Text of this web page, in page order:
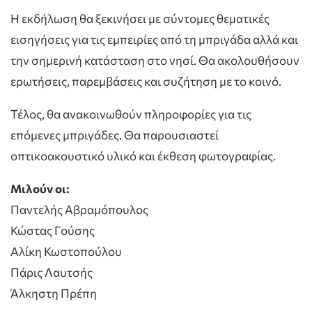
Η εκδήλωση θα ξεκινήσει με σύντομες θεματικές
εισηγήσεις για τις εμπειρίες από τη μπριγάδα αλλά και
την σημερινή κατάσταση στο νησί. Θα ακολουθήσουν
ερωτήσεις, παρεμβάσεις και συζήτηση με το κοινό.
Τέλος, θα ανακοινωθούν πληροφορίες για τις
επόμενες μπριγάδες. Θα παρουσιαστεί
οπτικοακουστικό υλικό και έκθεση φωτογραφίας.
Μιλούν οι:
Παντελής Αβραμόπουλος
Κώστας Γούσης
Αλίκη Κωστοπούλου
Πάρις Λαυτσής
Άλκηστη Πρέπη